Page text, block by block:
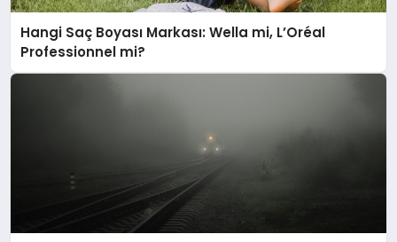
Hangi Saç Boyası Markası: Wella mi, L’Oréal
Professionnel mi?